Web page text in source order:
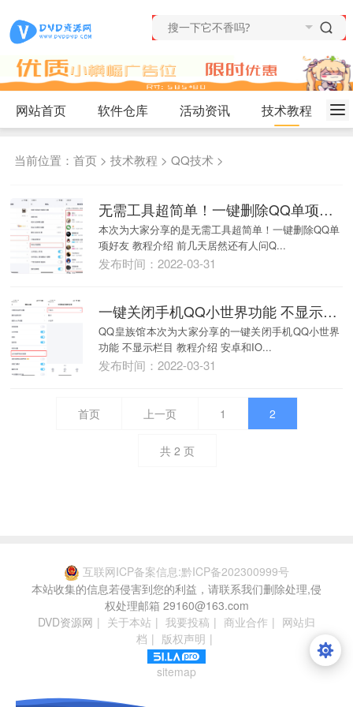
网站首页 软件仓库 活动资讯 技术教程
当前位置：首页 >技术教程 >QQ技术 >
无需工具超简单！一键删除QQ单项好友
本次为大家分享的是无需工具超简单！一键删除QQ单
项好友 教程介绍 前几天居然还有人问Q...
发布时间：2022-03-31
一键关闭手机QQ小世界功能 不显示栏目
QQ皇族馆本次为大家分享的一键关闭手机QQ小世界
功能 不显示栏目 教程介绍 安卓和IO...
发布时间：2022-03-31
首页 上一页 1 2
共 2 页
互联网ICP备案信息:黔ICP备202300999号
本站收集的信息若侵害到您的利益，请联系我们删除处理,侵
权处理邮箱 29160@163.com
DVD资源网 | 关于本站 | 我要投稿 | 商业合作 | 网站归
档 | 版权声明 |
sitemap